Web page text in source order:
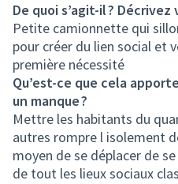
De quoi s’agit-il ?
Petite camionnette qui
pour créer du lien social et
première nécessité
Qu’est-ce que cela
un manque ?
Mettre les habitants du
autres rompre l isolement
moyen de se déplacer de
de tout les lieux sociaux